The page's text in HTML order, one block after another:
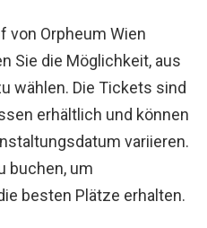
von Orpheum Wien
Sie die Möglichkeit, aus
wählen. Die Tickets sind
erhältlich und können
variieren.
buchen, um
besten Plätze erhalten.